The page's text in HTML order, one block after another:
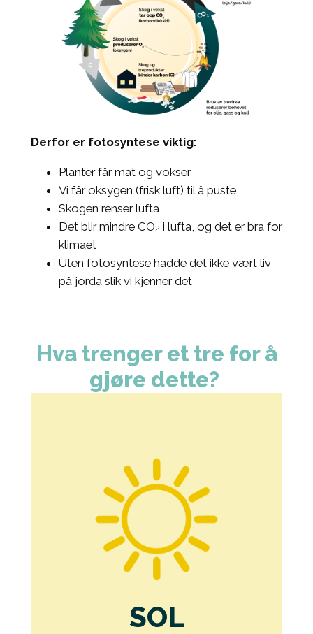
Derfor er fotosyntese viktig:
Planter får mat og vokser
Vi får oksygen (frisk luft) til å puste
Skogen renser lufta
Det blir mindre CO₂ i lufta, og det er bra for
klimaet
Uten fotosyntese hadde det ikke vært liv
på jorda slik vi kjenner det
Hva trenger et tre for å
gjøre dette?
SOL